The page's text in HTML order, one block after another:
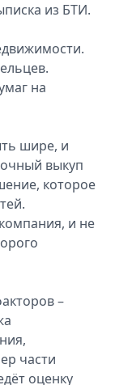
из БТИ.
на
шире, и
выкуп
которое
и не
–
части
оценку